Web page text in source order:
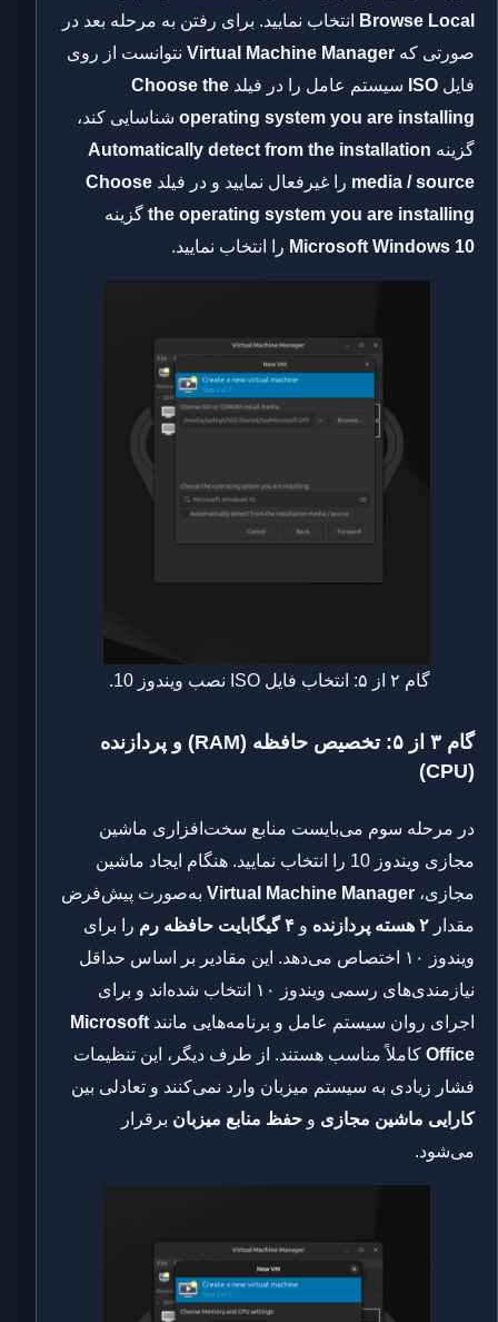
Browse Local
انتخاب نمایید. برای رفتن به مرحله بعد در
صورتی که Virtual Machine Manager نتوانست از روی
فایل ISO سیستم عامل را در فیلد Choose the
operating system you are installing شناسایی کند،
گزینه Automatically detect from the installation
media / source را غیرفعال نمایید و در فیلد Choose
the operating system you are installing گزینه
Microsoft Windows 10 را انتخاب نمایید.
گام ۲ از ۵: انتخاب فایل ISO نصب ویندوز 10.
گام ۳ از ۵: تخصیص حافظه (RAM) و پردازنده
(CPU)
در مرحله سوم می‌بایست منابع سخت‌افزاری ماشین
مجازی ویندوز 10 را انتخاب نمایید. هنگام ایجاد ماشین
مجازی، Virtual Machine Manager به‌صورت پیش‌فرض
مقدار ۲ هسته پردازنده و ۴ گیگابایت حافظه رم
را برای
ویندوز ۱۰ اختصاص می‌دهد. این مقادیر بر اساس حداقل
نیازمندی‌های رسمی ویندوز ۱۰ انتخاب شده‌اند و برای
اجرای روان سیستم عامل و برنامه‌هایی مانند Microsoft
Office کاملاً مناسب هستند. از طرف دیگر، این تنظیمات
فشار زیادی به سیستم میزبان وارد نمی‌کنند و تعادلی بین
کارایی ماشین مجازی و حفظ منابع میزبان برقرار
می‌شود.